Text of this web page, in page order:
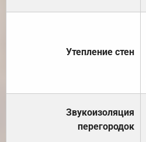
Утепление стен
Звукоизоляция
перегородок